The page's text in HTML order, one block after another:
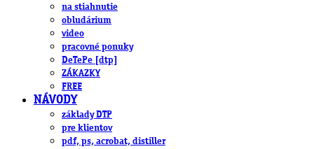
na stiahnutie
obludárium
video
pracovné ponuky
DeTePe [dtp]
ZÁKAZKY
FREE
NÁVODY
základy DTP
pre klientov
pdf, ps, acrobat, distiller